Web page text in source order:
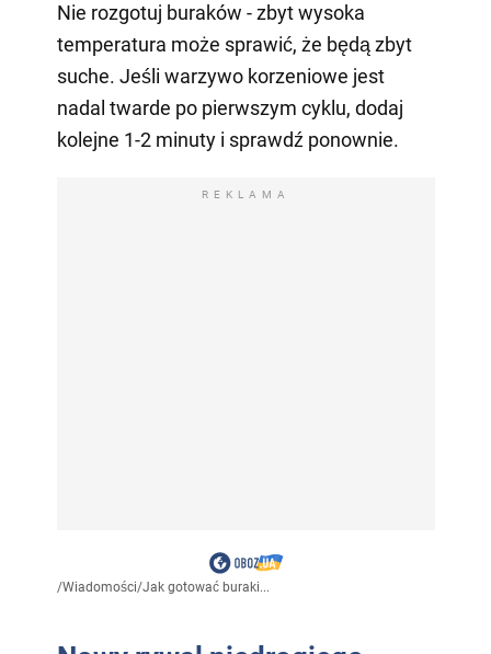
Nie rozgotuj buraków - zbyt wysoka
temperatura może sprawić, że będą zbyt
suche. Jeśli warzywo korzeniowe jest
nadal twarde po pierwszym cyklu, dodaj
kolejne 1-2 minuty i sprawdź ponownie.
REKLAMA
/Wiadomości/Jak gotować buraki...